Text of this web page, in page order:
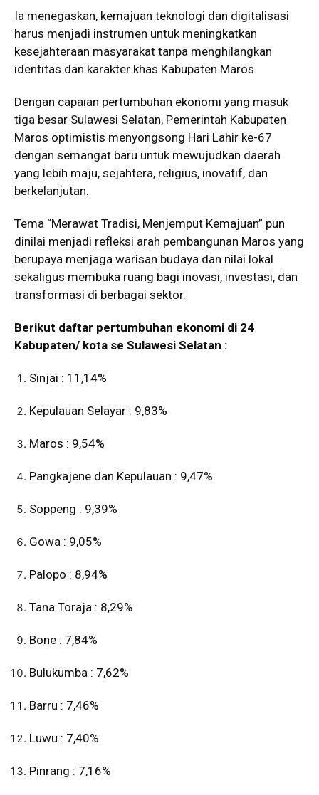
Ia menegaskan, kemajuan teknologi dan digitalisasi
harus menjadi instrumen untuk meningkatkan
kesejahteraan masyarakat tanpa menghilangkan
identitas dan karakter khas Kabupaten Maros.
Dengan capaian pertumbuhan ekonomi yang masuk
tiga besar Sulawesi Selatan, Pemerintah Kabupaten
Maros optimistis menyongsong Hari Lahir ke-67
dengan semangat baru untuk mewujudkan daerah
yang lebih maju, sejahtera, religius, inovatif, dan
berkelanjutan.
Tema “Merawat Tradisi, Menjemput Kemajuan” pun
dinilai menjadi refleksi arah pembangunan Maros yang
berupaya menjaga warisan budaya dan nilai lokal
sekaligus membuka ruang bagi inovasi, investasi, dan
transformasi di berbagai sektor.
Berikut daftar pertumbuhan ekonomi di 24
Kabupaten/ kota se Sulawesi Selatan :
Sinjai : 11,14%
Kepulauan Selayar : 9,83%
Maros : 9,54%
Pangkajene dan Kepulauan : 9,47%
Soppeng : 9,39%
Gowa : 9,05%
Palopo : 8,94%
Tana Toraja : 8,29%
Bone : 7,84%
Bulukumba : 7,62%
Barru : 7,46%
Luwu : 7,40%
Pinrang : 7,16%